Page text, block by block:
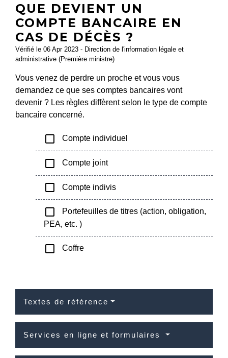
QUE DEVIENT UN
COMPTE BANCAIRE EN
CAS DE DÉCÈS ?
Vérifié le 06 Apr 2023 - Direction de l'information légale et
administrative (Première ministre)
Vous venez de perdre un proche et vous vous
demandez ce que ses comptes bancaires vont
devenir ? Les règles diffèrent selon le type de compte
bancaire concerné.
check_box_outline_blank Compte individuel
check_box_outline_blank Compte joint
check_box_outline_blank Compte indivis
check_box_outline_blank
Portefeuilles de titres (action, obligation,
PEA, etc. )
check_box_outline_blank Coffre
Textes de référence
Services en ligne et formulaires